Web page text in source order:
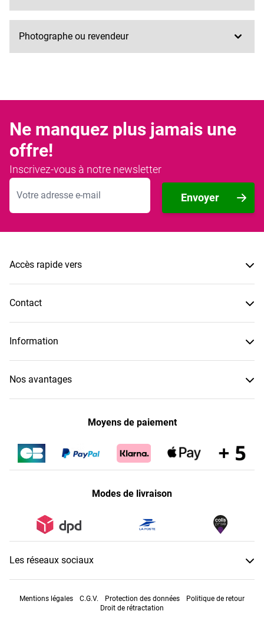
Photographe ou revendeur
Ne manquez plus jamais une
offre!
Inscrivez-vous à notre newsletter
Adresse mail
Envoyer
Accès rapide vers
Contact
Information
Nos avantages
Moyens de paiement
Modes de livraison
Les réseaux sociaux
Mentions légales C.G.V. Protection des données
Politique de retour
Droit de rétractation